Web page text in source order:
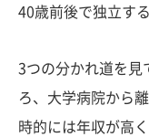
40歳前後で独立す
3つの分かれ道を見
ろ、大学病院から
時的には年収が高